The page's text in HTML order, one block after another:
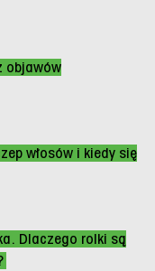
objawów
włosów i kiedy się
Dlaczego rolki są